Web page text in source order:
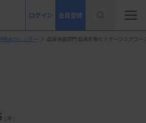
ログイン 会員登録
修会カレンダー ＞ 血液検査部門 血液形態セミナーシニアコー
（木）